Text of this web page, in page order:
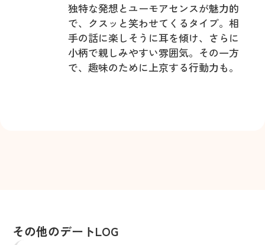
独特な発想とユーモアセンスが魅力的
で、クスッと笑わせてくるタイプ。相
手の話に楽しそうに耳を傾け、さらに
小柄で親しみやすい雰囲気。その一方
で、趣味のために上京する行動力も。
その他のデートLOG